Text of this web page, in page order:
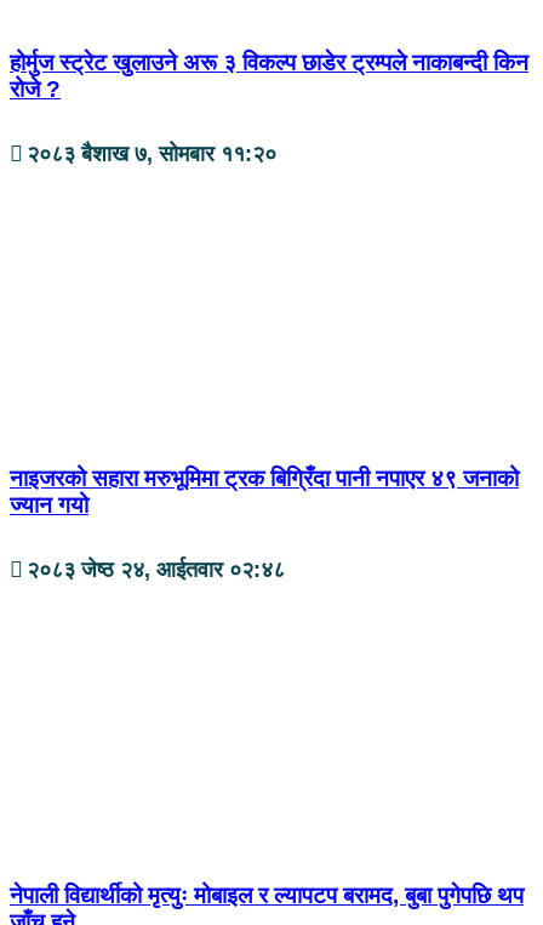
होर्मुज स्ट्रेट खुलाउने अरू ३ विकल्प छाडेर ट्रम्पले नाकाबन्दी किन
रोजे ?
२०८३ बैशाख ७, सोमबार ११:२०
नाइजरको सहारा मरुभूमिमा ट्रक बिग्रिँदा पानी नपाएर ४९ जनाको
ज्यान गयो
२०८३ जेष्ठ २४, आईतवार ०२:४८
नेपाली विद्यार्थीको मृत्युः मोबाइल र ल्यापटप बरामद, बुबा पुगेपछि थप